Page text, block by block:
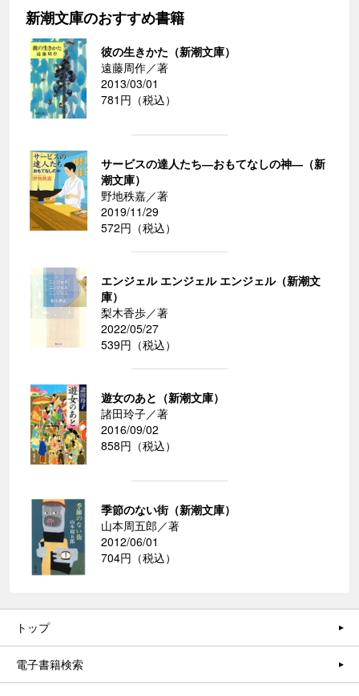
新潮文庫のおすすめ書籍
彼の生きかた（新潮文庫）
遠藤周作／著
2013/03/01
781円（税込）
サービスの達人たち―おもてなしの神―（新
潮文庫）
野地秩嘉／著
2019/11/29
572円（税込）
エンジェル エンジェル エンジェル（新潮文
庫）
梨木香歩／著
2022/05/27
539円（税込）
遊女のあと（新潮文庫）
諸田玲子／著
2016/09/02
858円（税込）
季節のない街（新潮文庫）
山本周五郎／著
2012/06/01
704円（税込）
トップ
電子書籍検索